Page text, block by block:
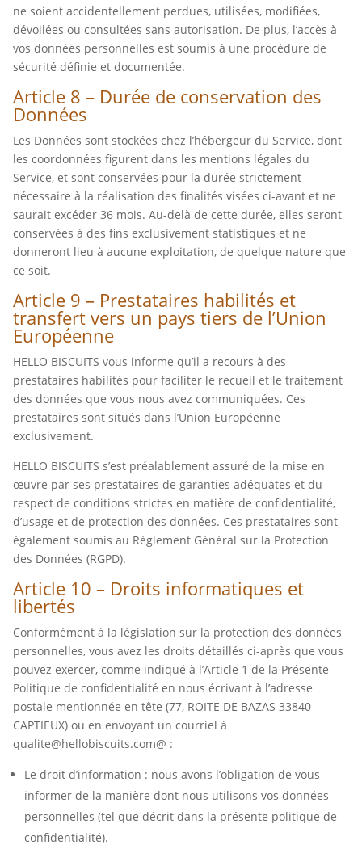
ne soient accidentellement perdues, utilisées, modifiées,
dévoilées ou consultées sans autorisation. De plus, l’accès à
vos données personnelles est soumis à une procédure de
sécurité définie et documentée.
Article 8 – Durée de conservation des
Données
Les Données sont stockées chez l’hébergeur du Service, dont
les coordonnées figurent dans les mentions légales du
Service, et sont conservées pour la durée strictement
nécessaire à la réalisation des finalités visées ci-avant et ne
saurait excéder 36 mois. Au-delà de cette durée, elles seront
conservées à des fins exclusivement statistiques et ne
donneront lieu à aucune exploitation, de quelque nature que
ce soit.
Article 9 – Prestataires habilités et
transfert vers un pays tiers de l’Union
Européenne
HELLO BISCUITS vous informe qu’il a recours à des
prestataires habilités pour faciliter le recueil et le traitement
des données que vous nous avez communiquées. Ces
prestataires sont situés dans l’Union Européenne
exclusivement.
HELLO BISCUITS s’est préalablement assuré de la mise en
œuvre par ses prestataires de garanties adéquates et du
respect de conditions strictes en matière de confidentialité,
d’usage et de protection des données. Ces prestataires sont
également soumis au Règlement Général sur la Protection
des Données (RGPD).
Article 10 – Droits informatiques et
libertés
Conformément à la législation sur la protection des données
personnelles, vous avez les droits détaillés ci-après que vous
pouvez exercer, comme indiqué à l’Article 1 de la Présente
Politique de confidentialité en nous écrivant à l’adresse
postale mentionnée en tête (77, ROITE DE BAZAS 33840
CAPTIEUX) ou en envoyant un courriel à
qualite@hellobiscuits.com@ :
Le droit d’information : nous avons l’obligation de vous
informer de la manière dont nous utilisons vos données
personnelles (tel que décrit dans la présente politique de
confidentialité).